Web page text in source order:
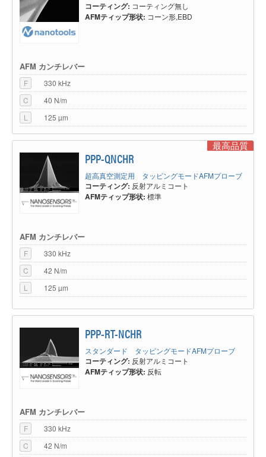
コーティング: コーティング無し
AFMティップ形状: コーン形,EBD
AFM カンチレバー
F
330 kHz
C
40 N/m
L
125 µm
最高品質
PPP-QNCHR
超高真空測定用 タッピングモードAFMプローブ
コーティング: 反射アルミコート
AFMティップ形状: 標準
AFM カンチレバー
F
330 kHz
C
42 N/m
L
125 µm
PPP-RT-NCHR
スタンダード タッピングモードAFMプローブ
コーティング: 反射アルミコート
AFMティップ形状: 反転
AFM カンチレバー
F
330 kHz
C
42 N/m